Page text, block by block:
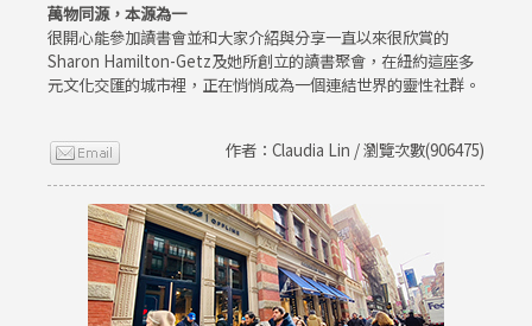
萬物同源，本源為一
很開心能參加讀書會並和大家介紹與分享一直以來很欣賞的
Sharon Hamilton-Getz及她所創立的讀書聚會，在紐約這座多
元文化交匯的城市裡，正在悄悄成為一個連結世界的靈性社群。
作者：Claudia Lin / 瀏覽次數(906475)